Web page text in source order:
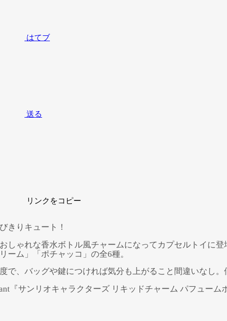
はてブ
送る
リンク をコピー
きりキュート！
しゃれな香水ボトル風チャームになってカプセルトイに
ーム」「ポチャッコ」の全6種。
で、バッグや鍵につければ気分も上がること間違いなし。